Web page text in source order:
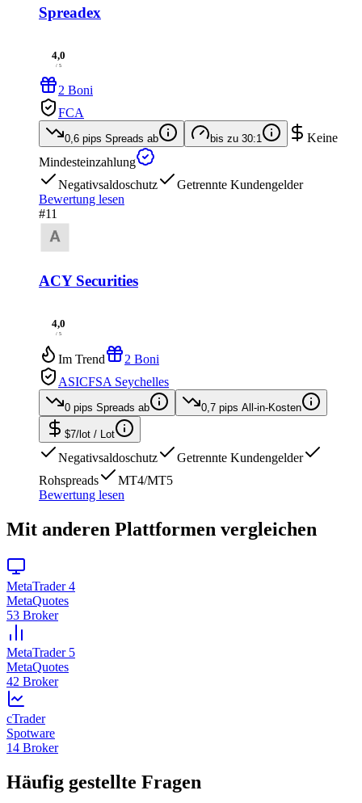
Spreadex
4,0
/ 5
2 Boni
FCA
0,6 pips Spreads ab bis zu 30:1
Keine
Mindesteinzahlung
Negativsaldoschutz
Getrennte Kundengelder
Bewertung lesen
#11
ACY Securities
4,0
/ 5
Im Trend
2 Boni
ASICFSA Seychelles
0 pips Spreads ab 0,7 pips All-in-Kosten
$7/lot / Lot
Negativsaldoschutz
Getrennte Kundengelder
Rohspreads
MT4/MT5
Bewertung lesen
Mit anderen Plattformen vergleichen
MetaTrader 4
MetaQuotes
53 Broker
MetaTrader 5
MetaQuotes
42 Broker
cTrader
Spotware
14 Broker
Häufig gestellte Fragen